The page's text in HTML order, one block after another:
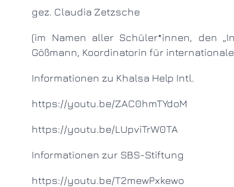
gez. Claudia Zetzsche
(im Namen aller Schüler*innen, den „Indienfahrern der Wuppertaler Gymnasien", sowie von Birgit
Gößmann, Koordinatorin für
Informationen zu Khalsa Help Intl.
https://youtu.be/ZAC0hmTYdoM
https://youtu.be/LUpviTrW0TA
Informationen zur SBS-Stiftung
https://youtu.be/T2mewPxkewo